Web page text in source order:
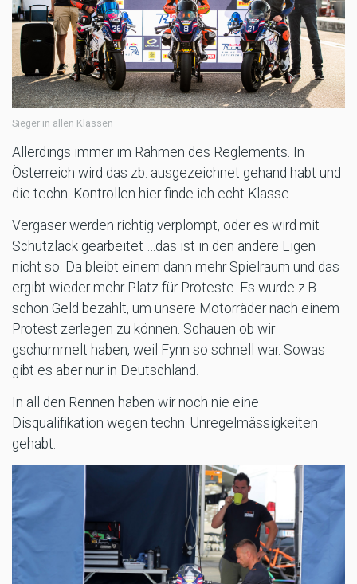
Sieger in allen Klassen
Allerdings immer im Rahmen des Reglements. In
Österreich wird das zb. ausgezeichnet gehand habt und
die techn. Kontrollen hier finde ich echt Klasse.
Vergaser werden richtig verplompt, oder es wird mit
Schutzlack gearbeitet …das ist in den andere Ligen
nicht so. Da bleibt einem dann mehr Spielraum und das
ergibt wieder mehr Platz für Proteste. Es wurde z.B.
schon Geld bezahlt, um unsere Motorräder nach einem
Protest zerlegen zu können. Schauen ob wir
gschummelt haben, weil Fynn so schnell war. Sowas
gibt es aber nur in Deutschland.
In all den Rennen haben wir noch nie eine
Disqualifikation wegen techn. Unregelmässigkeiten
gehabt.